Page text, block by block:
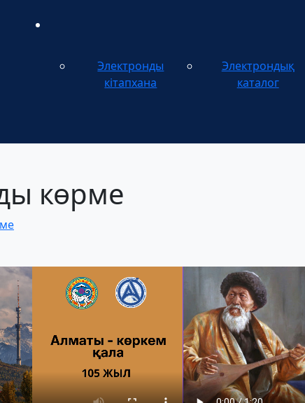
Электронды
кітапхана
Электрондық
каталог
көрме